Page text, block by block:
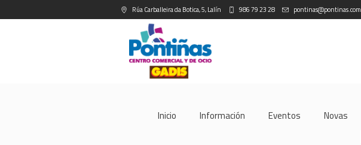
Rúa Carballeira da Botica, 5, Lalín 986 79 23 28 pontinas@pontinas.com
Inicio Información Eventos Novas